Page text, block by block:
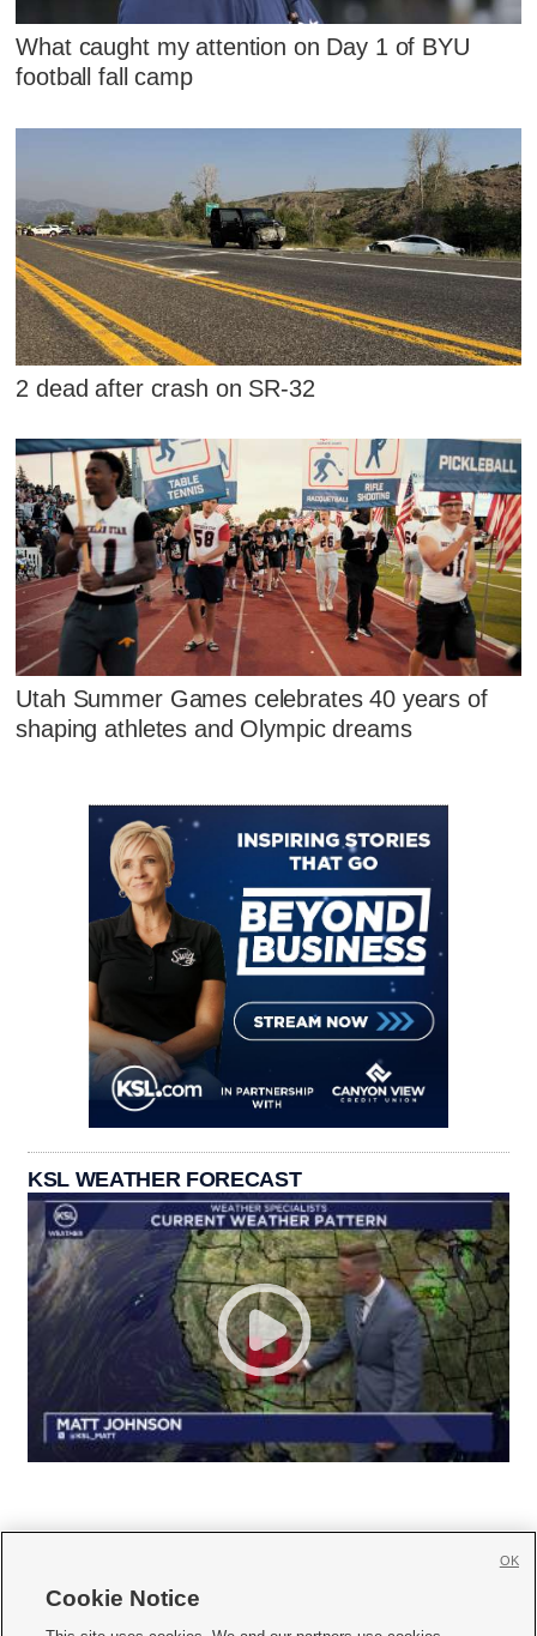
What caught my attention on Day 1 of BYU
football fall camp
2 dead after crash on SR-32
Utah Summer Games celebrates 40 years of
shaping athletes and Olympic dreams
KSL WEATHER FORECAST
Cookie Notice
OK